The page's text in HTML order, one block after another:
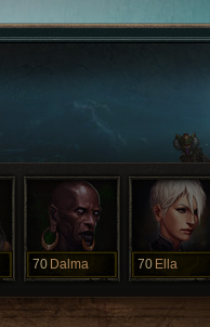
70 Dalma 70 Ella